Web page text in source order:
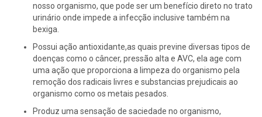
nosso organismo, que pode ser um benefício direto no trato
urinário onde impede a infecção inclusive também na
bexiga.
Possui ação antioxidante,as quais previne diversas tipos de
doenças como o câncer, pressão alta e AVC, ela age com
uma ação que proporciona a limpeza do organismo pela
remoção dos radicais livres e substancias prejudicais ao
organismo como os metais pesados.
Produz uma sensação de saciedade no organismo,